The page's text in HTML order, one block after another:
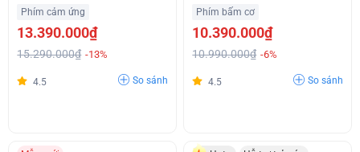
Tốt Hỗ Trợ Trả Góp
Phím cảm ứng
13.390.000₫
15.290.000₫ -13%
4.5 So sánh
Khử Sạch Mùi Giá Ưu Đãi
Phím bấm cơ
10.390.000₫
10.990.000₫ -6%
4.5 So sánh